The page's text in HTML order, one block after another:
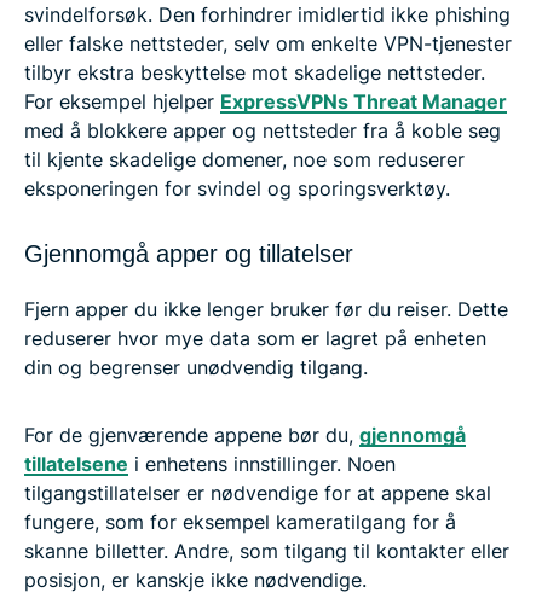
svindelforsøk. Den forhindrer imidlertid ikke phishing
eller falske nettsteder, selv om enkelte VPN-tjenester
tilbyr ekstra beskyttelse mot skadelige nettsteder.
For eksempel hjelper ExpressVPNs Threat Manager
med å blokkere apper og nettsteder fra å koble seg
til kjente skadelige domener, noe som reduserer
eksponeringen for svindel og sporingsverktøy.
Gjennomgå apper og tillatelser
Fjern apper du ikke lenger bruker før du reiser. Dette
reduserer hvor mye data som er lagret på enheten
din og begrenser unødvendig tilgang.
For de gjenværende appene bør du, gjennomgå
tillatelsene i enhetens innstillinger. Noen
tilgangstillatelser er nødvendige for at appene skal
fungere, som for eksempel kameratilgang for å
skanne billetter. Andre, som tilgang til kontakter eller
posisjon, er kanskje ikke nødvendige.